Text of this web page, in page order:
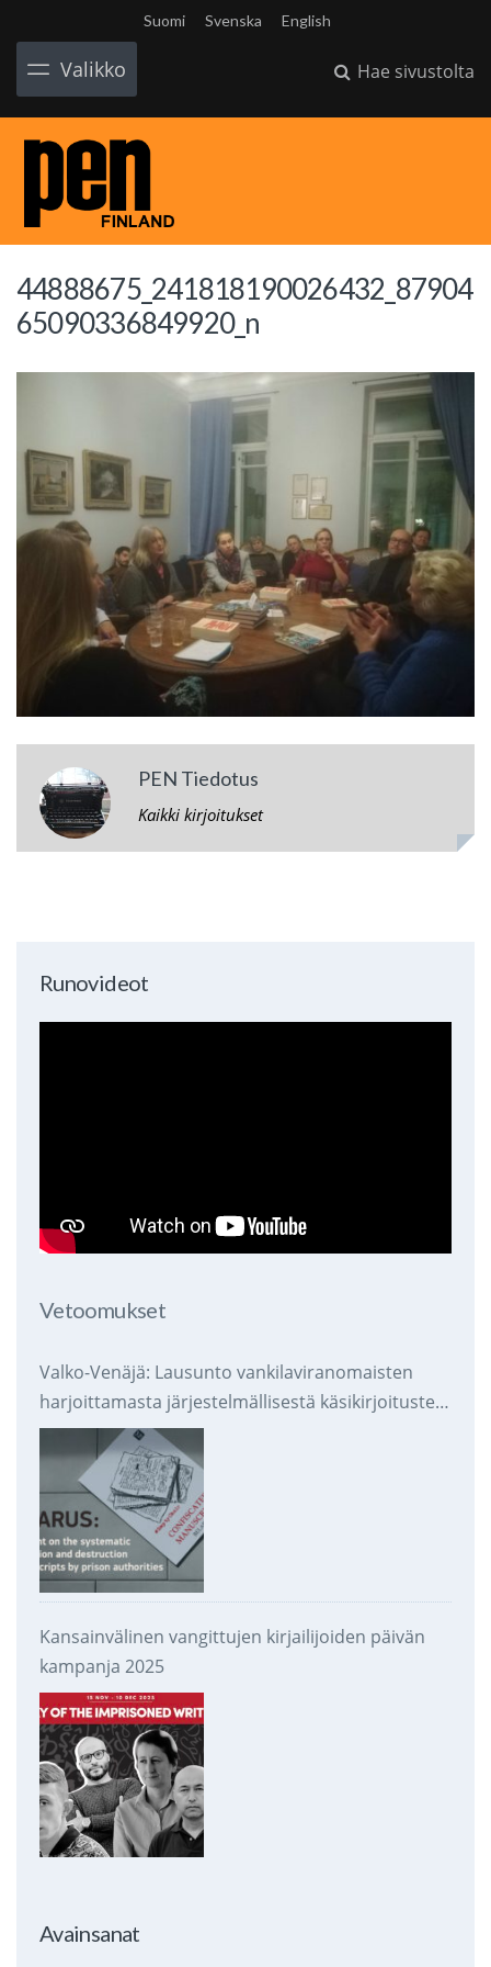
Suomi Svenska English
Valikko Hae sivustolta
44888675_241818190026432_87904
65090336849920_n
PEN Tiedotus
Kaikki kirjoitukset
Runovideot
Vetoomukset
Valko-Venäjä: Lausunto vankilaviranomaisten
harjoittamasta järjestelmällisestä käsikirjoitusten
takavarikoinnista ja tuhoamisesta
Kansainvälinen vangittujen kirjailijoiden päivän
kampanja 2025
Avainsanat